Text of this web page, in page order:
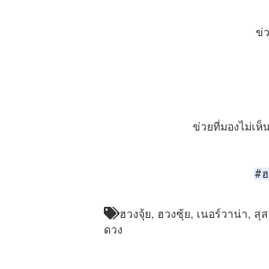
ข่
ข่วยที่มองไม่เ
#
ฮวงจุ้ย, ฮวงซุ้ย, เนอร์วาน่า, สุ
ดวง